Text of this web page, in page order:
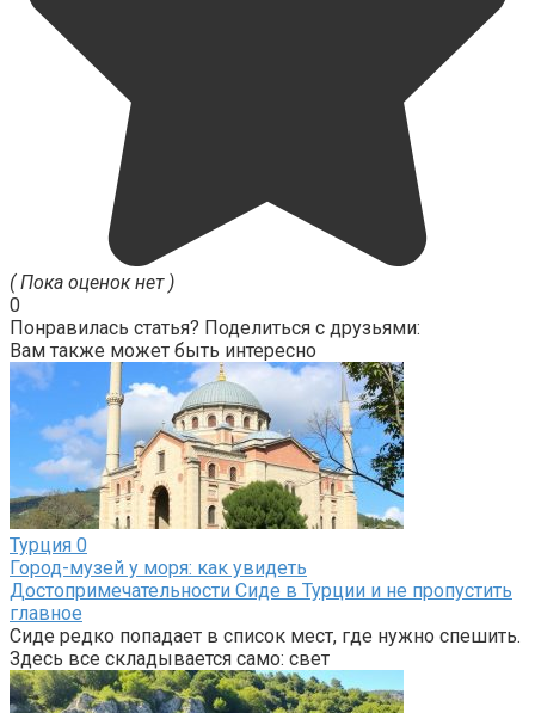
( Пока оценок нет )
0
Понравилась статья? Поделиться с друзьями:
Вам также может быть интересно
Турция 0
Город-музей у моря: как увидеть
Достопримечательности Сиде в Турции и не пропустить
главное
Сиде редко попадает в список мест, где нужно спешить.
Здесь все складывается само: свет